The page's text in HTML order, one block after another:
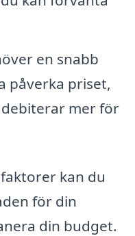
en snabb
påverka priset,
mer för
kan du
för din
din budget.